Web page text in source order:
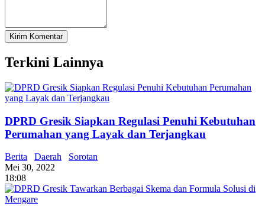
Terkini Lainnya
DPRD Gresik Siapkan Regulasi Penuhi Kebutuhan
Perumahan yang Layak dan Terjangkau
Berita Daerah
Sorotan
Mei 30, 2022
18:08